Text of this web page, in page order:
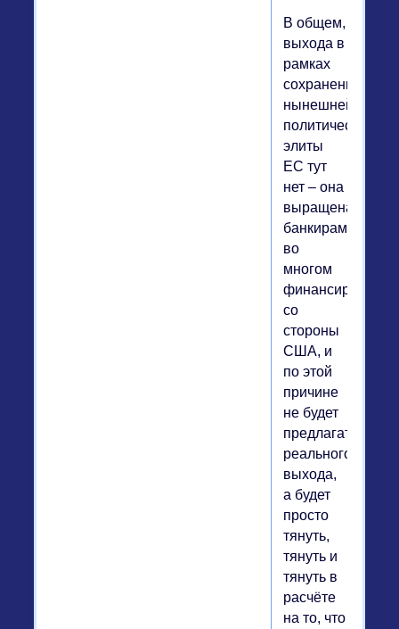
В общем,
выхода в
рамках
сохранения
нынешней
политической
элиты
ЕС тут
нет – она
выращена
банкирами,
во
многом
финансируется
со
стороны
США, и
по этой
причине
не будет
предлагать
реального
выхода,
а будет
просто
тянуть,
тянуть и
тянуть в
расчёте
на то, что